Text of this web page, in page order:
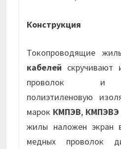
Конструкция
Токопроводящие
кабелей скручивают
проволок и
полиэтиленовую
марок КМПЭВ, КМПЭВЭ
жилы наложен экран
медных проволок